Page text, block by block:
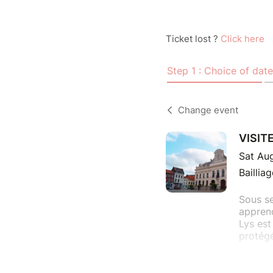
Ticket lost ? Click here
Step 1 : Choice of date
Change event
Sat
Sous
Lys